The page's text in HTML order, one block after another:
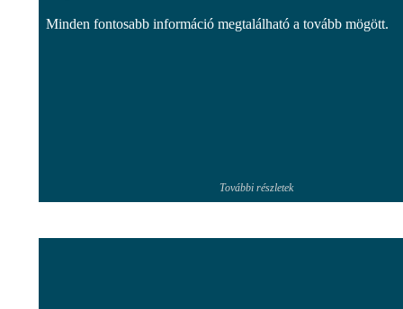
Minden fontosabb információ megtalálható a tovább mögött.
További részletek